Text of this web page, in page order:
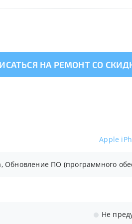
НА РЕМОНТ СО
Apple
Обновление ПО (программного
Не